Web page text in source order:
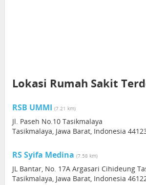
Lokasi Rumah Sakit
RSB UMMI (7.21 km)
Jl. Paseh No.10 Tasikmalaya
Tasikmalaya, Jawa Barat, Indonesia
RS Syifa Medina (7.58 km)
JL Bantar, No. 17A Argasari Cihideung
Tasikmalaya, Jawa Barat, Indonesia